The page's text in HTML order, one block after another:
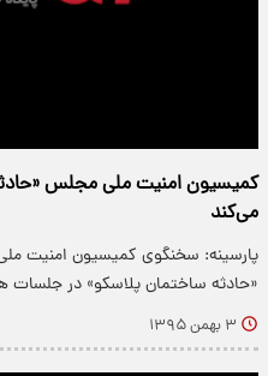
کمیسیون امنیت ملی مجلس
می‌کند
پارسینه: سخنگوی کمیسیون امنیت
«حادثه ساختمان پلاسکو» در جلسات
۳ بهمن ۱۳۹۵